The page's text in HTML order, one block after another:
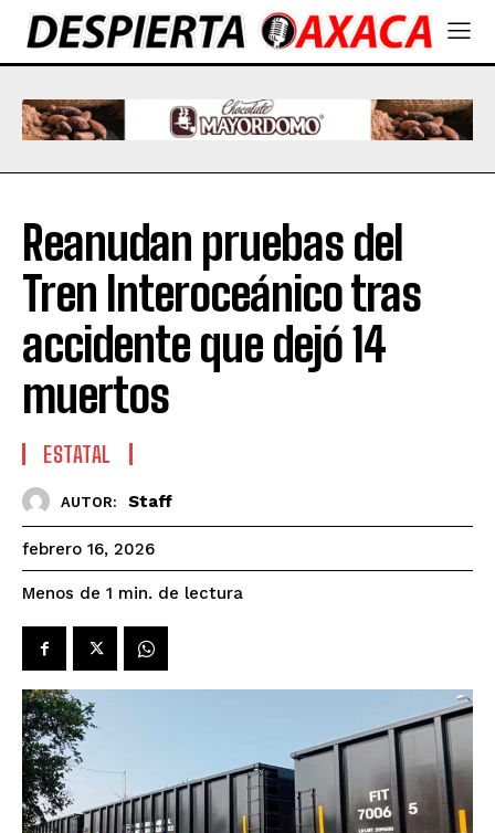
Reanudan pruebas del
Tren Interoceánico tras
accidente que dejó 14
muertos
ESTATAL
AUTOR: Staff
febrero 16, 2026
Menos de 1 min. de lectura